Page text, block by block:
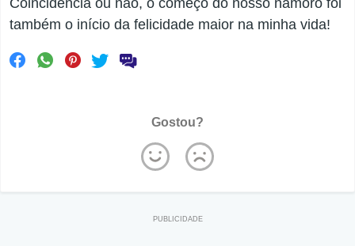
Coincidência ou não, o começo do nosso namoro foi
também o início da felicidade maior na minha vida!
Gostou?